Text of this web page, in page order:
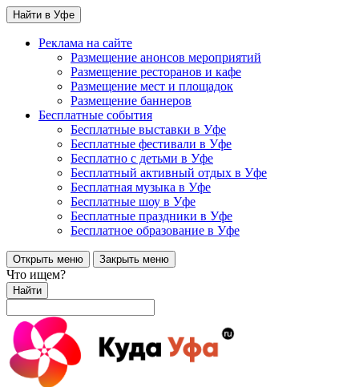
Найти в Уфе
Реклама на сайте
Размещение анонсов мероприятий
Размещение ресторанов и кафе
Размещение мест и площадок
Размещение баннеров
Бесплатные события
Бесплатные выставки в Уфе
Бесплатные фестивали в Уфе
Бесплатно с детьми в Уфе
Бесплатный активный отдых в Уфе
Бесплатная музыка в Уфе
Бесплатные шоу в Уфе
Бесплатные праздники в Уфе
Бесплатное образование в Уфе
Открыть меню Закрыть меню
Что ищем?
Найти